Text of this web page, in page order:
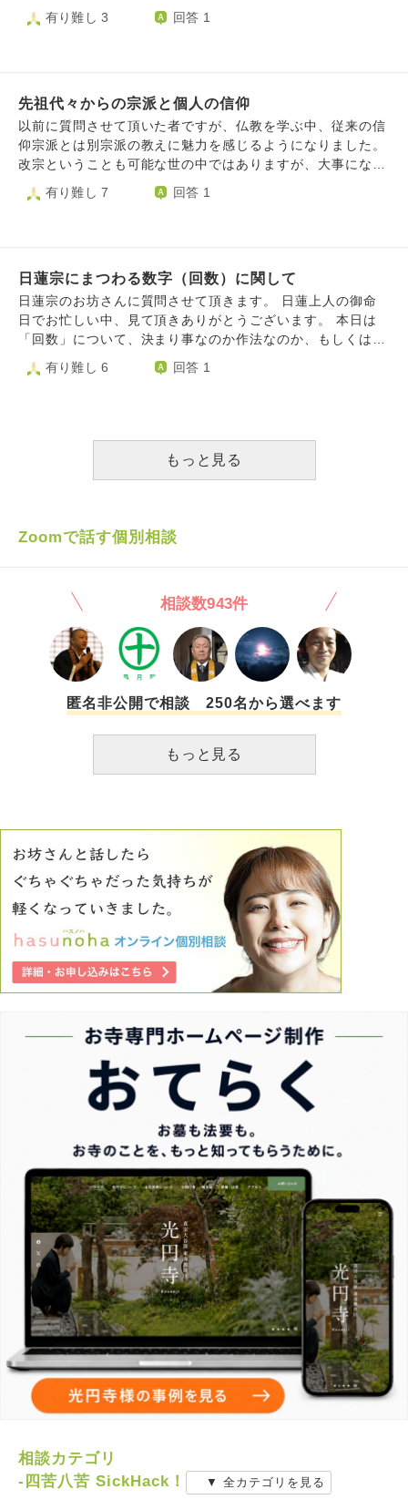
し、でも宮坂宥洪先生にお会いした時智山でも南無阿弥陀仏
ってみよう、拘ることはない、広く視野を持って色々学ぶと
いい、教えは向こうから転がってくる。自分から求めること
はない等々貴重なお話を頂きましたが、なかなか散心してし
まって納得できない、落とし所が見つかりません。 僧侶に
なるならないを置いておいても、考え方と修行の雰囲気がい
い天台か、教学的に一番しっくりくる智山か、いっそ格式が
.色々な宗派の講座を受講したいと考えてるのですがそれは
のでしょうか？ 3.もし宗派が決まった場合は仏壇とか設置し
た方が良いのでしょうか？（独身で1R6畳の木造アパートに
住んでます 一人暮らしの為故人はいません） 回答よろし
くお願いします
い）丑三つ時に唱えていいのか分からず2:30以降に再開しま
した。（家族が起きてきたので洗面所に移動）以前、いつで
たりなことをしてしまったでしょうか？ ⑵私実家の宗
派、旦那実家の宗派が分からないのですが、異なる場合はど
ちらを信仰したらよいでしょうか？信仰は自由とは言います
が何かお手続きなど必要なのでしょうか？ LINE電話の通
る方がいるのですが、尋ねたいことがあり般若心経が聞こえ
那の実家は分かりませんが、私自身はお恥ずかしながら熱心
な信仰はできておりません。（なんと伝えていいか分から
ず、適切な言葉ではなかったら申し訳ございません。）
（なんとか、ストリートビューを使って私の実家のお墓の文
その際私の不注意で画面をタップする際にいろんな方のお墓
かと思い費用をいれなかったことがあり、当時のお寺に最近
であること、申し訳ございません。 教えていただけると幸
有り難し 3 回答 1
先祖代々からの宗派と個人の信仰
以前に質問させて頂いた者ですが、仏教を学ぶ中、従来の信
仰宗派とは別宗派の教えに魅力を感じるようになりました。
改宗ということも可能な世の中ではありますが、大事になる
ことは重々承知であり、現段階では実行せずにと思うので
す。そんな中、自分自身その別宗派が重んじている教えに心
通りで供養に努めて参りますが。また改宗についてもし何か
アドバイスが頂けるとしたならば有難いです。よろしくお願
いします。
有り難し 7 回答 1
日蓮宗にまつわる数字（回数）に関して
日蓮宗のお坊さんに質問させて頂きます。 日蓮上人の御命
日でお忙しい中、見て頂きありがとうございます。 本日は
「回数」について、決まり事なのか作法なのか、もしくは気
にしなくてよいものかお聞きしたく思います。 様々な場で
「3」が出てくるように思います。 1)方便品第二の十如是を
ある（たまたま参列者が多かったから？） 4)お線香を2本あ
ら、教えてください。 よろしくお願いします。
有り難し 6 回答 1
もっと見る
Zoomで話す個別相談
相談数943件
匿名非公開で相談 250名から選べます
もっと見る
相談カテゴリ
-四苦八苦 SickHack！
▼ 全カテゴリを見る